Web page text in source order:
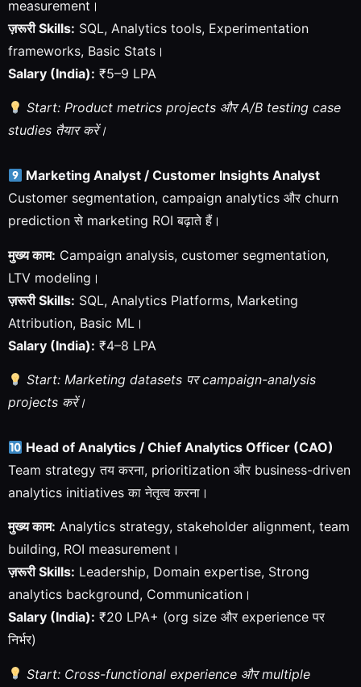
measurement।
ज़रूरी Skills: SQL, Analytics tools, Experimentation
frameworks, Basic Stats।
Salary (India): ₹5–9 LPA
Start: Product metrics projects और A/B testing case
studies तैयार करें।
Marketing Analyst / Customer Insights Analyst
Customer segmentation, campaign analytics और churn
prediction से marketing ROI बढ़ाते हैं।
मुख्य काम: Campaign analysis, customer segmentation,
LTV modeling।
ज़रूरी Skills: SQL, Analytics Platforms, Marketing
Attribution, Basic ML।
Salary (India): ₹4–8 LPA
Start: Marketing datasets पर campaign-analysis
projects करें।
Head of Analytics / Chief Analytics Officer (CAO)
Team strategy तय करना, prioritization और business-driven
analytics initiatives का नेतृत्व करना।
मुख्य काम: Analytics strategy, stakeholder alignment, team
building, ROI measurement।
ज़रूरी Skills: Leadership, Domain expertise, Strong
analytics background, Communication।
Salary (India): ₹20 LPA+ (org size और experience पर
निर्भर)
Start: Cross-functional experience और multiple